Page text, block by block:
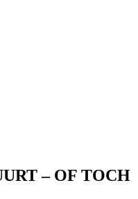
– OF TOCH